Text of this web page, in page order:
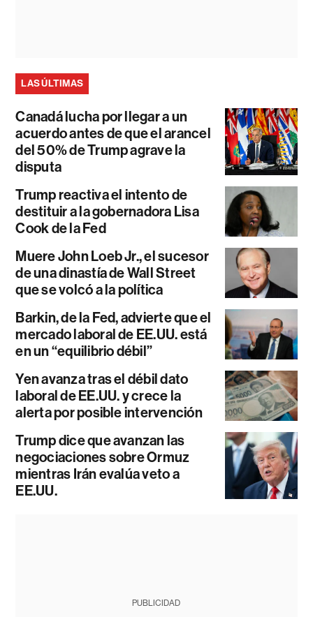
LAS ÚLTIMAS
Canadá lucha por llegar a un
acuerdo antes de que el arancel
del 50% de Trump agrave la
disputa
Trump reactiva el intento de
destituir a la gobernadora Lisa
Cook de la Fed
Muere John Loeb Jr., el sucesor
de una dinastía de Wall Street
que se volcó a la política
Barkin, de la Fed, advierte que el
mercado laboral de EE.UU. está
en un “equilibrio débil”
Yen avanza tras el débil dato
laboral de EE.UU. y crece la
alerta por posible intervención
Trump dice que avanzan las
negociaciones sobre Ormuz
mientras Irán evalúa veto a
EE.UU.
PUBLICIDAD